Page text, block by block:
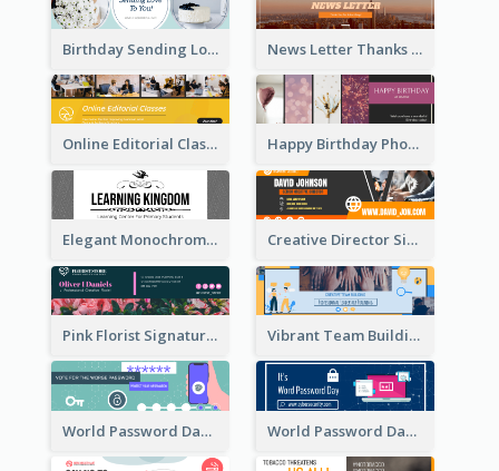
Birthday Sending Love To You Email Header News Letter Thanks For Your Subscribe Email Header
Online Editorial Class Promotion Email Header Happy Birthday Photo Frames Email Header
Elegant Monochrome Learning Center Email Header Creative Director Signature Email Header
Pink Florist Signature Email Header Vibrant Team Building Organization Email Header Design
World Password Day Voting Email Header World Password Day Awareness Email Header